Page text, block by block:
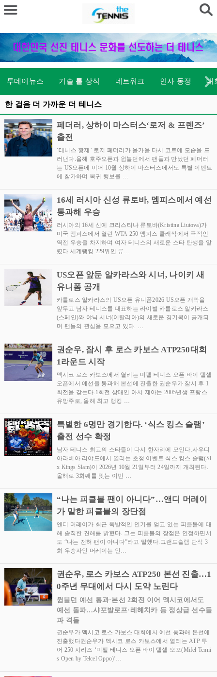
투데이뉴스 기술 룰 상식 네트워크 인사 동정 대
한 걸음 더 가까운 더 테니스
페더러, 상하이 마스터스‘로저 & 프렌즈’
출전
‘테니스 황제’ 로저 페더러가 올가을 다시 코트에 모습을 드
러낸다.올해 호주오픈과 윔블던에서 팬들과 만났던 페더러
는 US오픈에 이어 10월 상하이 마스터스에서도 특별 이벤트
에 참가하며 복귀 행보를 …
16세 러시아 신성 류토바, 멤피스에서 예선
통과해 우승
러시아의 16세 신예 크리스티나 류토바(Kristina Liutova)가
미국 멤피스에서 열린 WTA 250 멤피스 클래식에서 극적인
역전 우승을 차지하며 여자 테니스의 새로운 스타 탄생을 알
렸다.세계랭킹 229위인 류…
US오픈 앞둔 알카라스와 시너, 나이키 새
유니폼 공개
카를로스 알카라스의 US오픈 유니폼2026 US오픈 개막을
앞두고 남자 테니스를 대표하는 라이벌 카를로스 알카라스
(스페인)와 야닉 시너(이탈리아)의 새로운 경기복이 공개되
며 팬들의 관심을 모으고 있다. …
권순우, 잠시 후 로스 카보스 ATP250대회
1라운드 시작
멕시코 로스 카보스에서 열리는 미펠 테니스 오픈 바이 텔셀
오픈에서 예선을 통과해 본선에 진출한 권순우가 잠시 후 1
회전을 갖는다.1회전 상대인 아서 제아는 2005년생 프랑스
유망주로, 올해 최고 랭킹 …
특별한 6명만 경기한다. ‘식스 킹스 슬램’
출전 선수 확정
남자 테니스 최고의 스타들이 다시 한자리에 모인다.사우디
아라비아 리야드에서 열리는 초청 이벤트 식스 킹스 슬램(Si
x Kings Slam)이 2026년 10월 21일부터 24일까지 개최된다.
올해로 3회째를 맞는 이번 …
“나는 피클볼 팬이 아니다”…앤디 머레이
가 말한 피클볼의 장단점
앤디 머레이가 최근 폭발적인 인기를 얻고 있는 피클볼에 대
해 솔직한 견해를 밝혔다. 그는 피클볼의 장점은 인정하면서
도 “나는 전혀 팬이 아니다”라고 말했다.그랜드슬램 단식 3
회 우승자인 머레이는 인…
권순우, 로스 카보스 ATP250 본선 진출…1
0주년 무대에서 다시 도약 노린다
윔블던 예선 통과·본선 2회전 이어 멕시코에서도
예선 돌파…샤포발로프·레헤치카 등 정상급 선수들
과 격돌
권순우가 멕시코 로스 카보스 대회에서 예선 통과해 본선에
진출했다권순우가 멕시코 로스 카보스에서 열리는 ATP 투
어 250 시리즈 ‘미펠 테니스 오픈 바이 텔셀 오포(Mifel Tenni
s Open by Telcel Oppo)’…